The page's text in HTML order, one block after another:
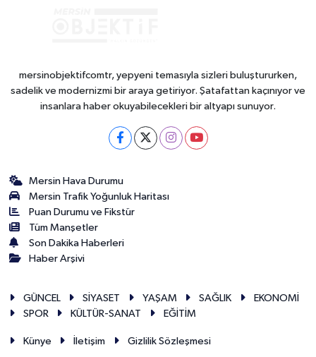
mersinobjektifcomtr, yepyeni temasıyla sizleri buluştururken,
sadelik ve modernizmi bir araya getiriyor. Şatafattan kaçınıyor ve
insanlara haber okuyabilecekleri bir altyapı sunuyor.
Mersin Hava Durumu
Mersin Trafik Yoğunluk Haritası
Puan Durumu ve Fikstür
Tüm Manşetler
Son Dakika Haberleri
Haber Arşivi
GÜNCEL SİYASET YAŞAM SAĞLIK
EKONOMİ
SPOR
KÜLTÜR-SANAT EĞİTİM
Künye İletişim Gizlilik Sözleşmesi